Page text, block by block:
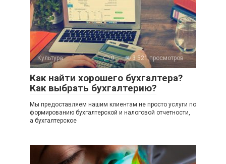
Культура 0 3 521 просмотров
Как найти хорошего бухгалтера?
Как выбрать бухгалтерию?
Мы предоставляем нашим клиентам не просто услуги по
формированию бухгалтерской и налоговой отчетности,
а бухгалтерское